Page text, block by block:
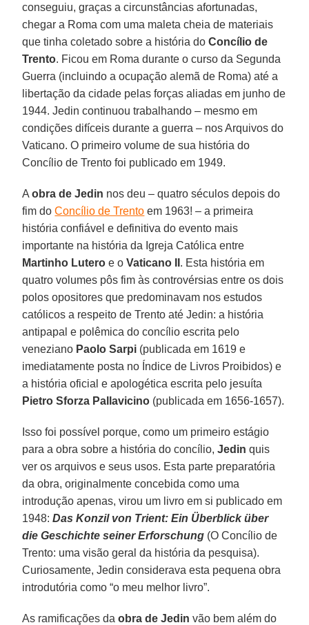
conseguiu, graças a circunstâncias afortunadas,
chegar a Roma com uma maleta cheia de materiais
que tinha coletado sobre a história do Concílio de
Trento. Ficou em Roma durante o curso da Segunda
Guerra (incluindo a ocupação alemã de Roma) até a
libertação da cidade pelas forças aliadas em junho de
1944. Jedin continuou trabalhando – mesmo em
condições difíceis durante a guerra – nos Arquivos do
Vaticano. O primeiro volume de sua história do
Concílio de Trento foi publicado em 1949.
Aobra de Jedin nos deu – quatro séculos depois do
fim doConcílio de Trento em 1963! – a primeira
história confiável e definitiva do evento mais
importante na história da Igreja Católica entre
Martinho Lutero e oVaticano II . Esta história em
quatro volumes pôs fim às controvérsias entre os dois
polos opositores que predominavam nos estudos
católicos a respeito de Trento até Jedin: a história
antipapal e polêmica do concílio escrita pelo
veneziano Paolo Sarpi (publicada em 1619 e
imediatamente posta no Índice de Livros Proibidos) e
a história oficial e apologética escrita pelo jesuíta
Pietro Sforza Pallavicino (publicada em 1656-1657).
Isso foi possível porque, como um primeiro estágio
para a obra sobre a história do concílio,Jedin quis
ver os arquivos e seus usos. Esta parte preparatória
da obra, originalmente concebida como uma
introdução apenas, virou um livro em si publicado em
1948:Das Konzil von Trient: Ein Überblick über
die Geschichte seiner Erforschung (O Concílio de
Trento: uma visão geral da história da pesquisa).
Curiosamente, Jedin considerava esta pequena obra
introdutória como “o meu melhor livro”.
As ramificações daobra de Jedin vão bem além do